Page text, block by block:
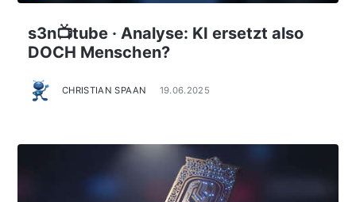
s3n📺tube · Analyse: KI ersetzt also
DOCH Menschen?
CHRISTIAN SPAAN 19.06.2025